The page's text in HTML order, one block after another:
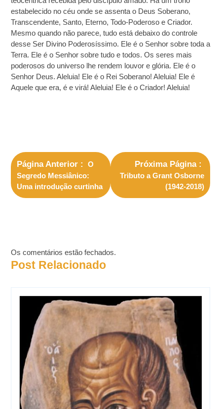
estabelecido no céu onde se assenta o Deus Soberano,
Transcendente, Santo, Eterno, Todo-Poderoso e Criador.
Mesmo quando não parece, tudo está debaixo do controle
desse Ser Divino Poderosíssimo. Ele é o Senhor sobre toda a
Terra. Ele é o Senhor sobre tudo e todos. Os seres mais
poderosos do universo lhe rendem louvor e glória. Ele é o
Senhor Deus. Aleluia! Ele é o Rei Soberano! Aleluia! Ele é
Aquele que era, é e virá! Aleluia! Ele é o Criador! Aleluia!
Página Anterior
O
Segredo Messiânico:
Uma introdução curtinha
Próxima Página
Tributo a Grant Osborne
(1942-2018)
Os comentários estão fechados.
Post Relacionado